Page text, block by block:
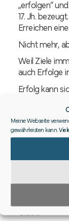
Meine Webseite
gewährleisten kann.
„erfolgen“
17. Jh.
Erreichen
Nicht mehr,
Weil Ziele
auch Erfolge
Erfolg kann
Vorsätze,
Menschen
wenn sie
erleben.
auch hier
lernen Dinge
Glück.